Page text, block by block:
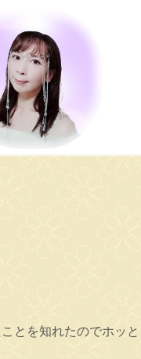
とを知れたのでホッと